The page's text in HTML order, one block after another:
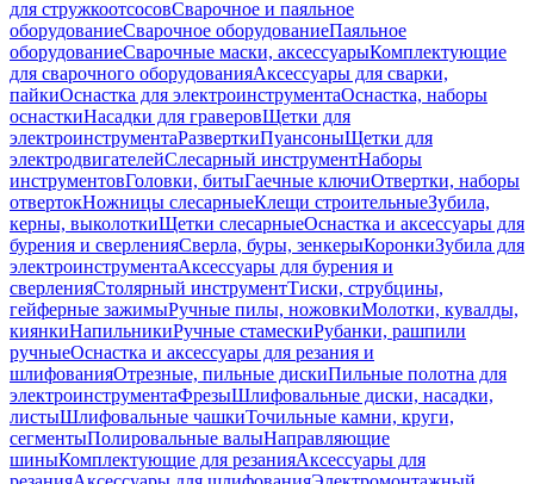
для стружкоотсосовСварочное и паяльное
оборудованиеСварочное оборудованиеПаяльное
оборудованиеСварочные маски, аксессуарыКомплектующие
для сварочного оборудованияАксессуары для сварки,
пайкиОснастка для электроинструментаОснастка, наборы
оснасткиНасадки для граверовЩетки для
электроинструментаРазверткиПуансоныЩетки для
электродвигателейСлесарный инструментНаборы
инструментовГоловки, битыГаечные ключиОтвертки, наборы
отвертокНожницы слесарныеКлещи строительныеЗубила,
керны, выколоткиЩетки слесарныеОснастка и аксессуары для
бурения и сверленияСверла, буры, зенкерыКоронкиЗубила для
электроинструментаАксессуары для бурения и
сверленияСтолярный инструментТиски, струбцины,
гейферные зажимыРучные пилы, ножовкиМолотки, кувалды,
киянкиНапильникиРучные стамескиРубанки, рашпили
ручныеОснастка и аксессуары для резания и
шлифованияОтрезные, пильные дискиПильные полотна для
электроинструментаФрезыШлифовальные диски, насадки,
листыШлифовальные чашкиТочильные камни, круги,
сегментыПолировальные валыНаправляющие
шиныКомплектующие для резанияАксессуары для